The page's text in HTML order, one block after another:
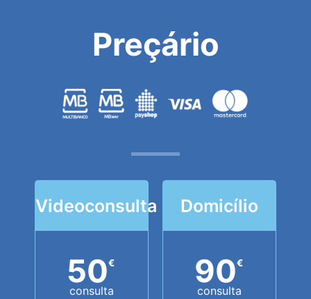
Preçário
Videoconsulta
50€
consulta
Domicílio
90€
consulta